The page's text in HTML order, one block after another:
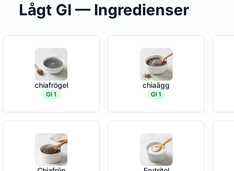
Lågt GI — Ingredienser
chiafrögel
GI 1
chiaägg
GI 1